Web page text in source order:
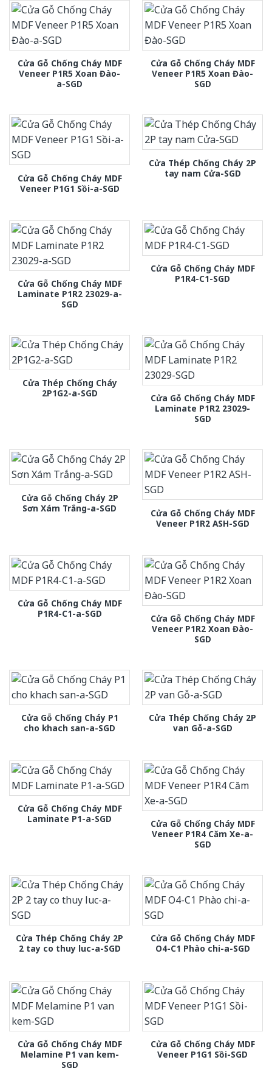
Cửa Gỗ Chống Cháy MDF
Veneer P1R5 Xoan Đào-
a-SGD
Cửa Gỗ Chống Cháy MDF
Veneer P1R5 Xoan Đào-
SGD
Cửa Gỗ Chống Cháy MDF
Veneer P1G1 Sồi-a-SGD
Cửa Thép Chống Cháy 2P
tay nam Cửa-SGD
Cửa Gỗ Chống Cháy MDF
Laminate P1R2 23029-a-
SGD
Cửa Gỗ Chống Cháy MDF
P1R4-C1-SGD
Cửa Thép Chống Cháy
2P1G2-a-SGD
Cửa Gỗ Chống Cháy MDF
Laminate P1R2 23029-
SGD
Cửa Gỗ Chống Cháy 2P
Sơn Xám Trắng-a-SGD
Cửa Gỗ Chống Cháy MDF
Veneer P1R2 ASH-SGD
Cửa Gỗ Chống Cháy MDF
P1R4-C1-a-SGD
Cửa Gỗ Chống Cháy MDF
Veneer P1R2 Xoan Đào-
SGD
Cửa Gỗ Chống Cháy P1
cho khach san-a-SGD
Cửa Thép Chống Cháy 2P
van Gỗ-a-SGD
Cửa Gỗ Chống Cháy MDF
Laminate P1-a-SGD
Cửa Gỗ Chống Cháy MDF
Veneer P1R4 Căm Xe-a-
SGD
Cửa Thép Chống Cháy 2P
2 tay co thuy luc-a-SGD
Cửa Gỗ Chống Cháy MDF
O4-C1 Phào chi-a-SGD
Cửa Gỗ Chống Cháy MDF
Melamine P1 van kem-
SGD
Cửa Gỗ Chống Cháy MDF
Veneer P1G1 Sồi-SGD